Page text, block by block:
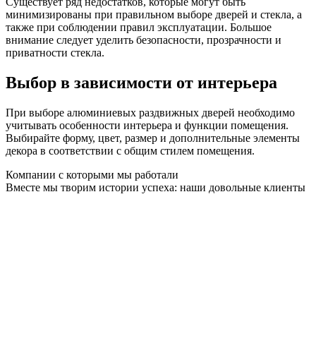
минимизированы при правильном выборе дверей и стекла, а
также при соблюдении правил эксплуатации. Большое
внимание следует уделить безопасности, прозрачности и
приватности стекла.
Выбор в зависимости от интерьера
При выборе алюминиевых раздвижных дверей необходимо
учитывать особенности интерьера и функции помещения.
Выбирайте форму, цвет, размер и дополнительные элементы
декора в соответствии с общим стилем помещения.
Компании с которыми мы работали
Вместе мы творим истории успеха: наши довольные клиенты